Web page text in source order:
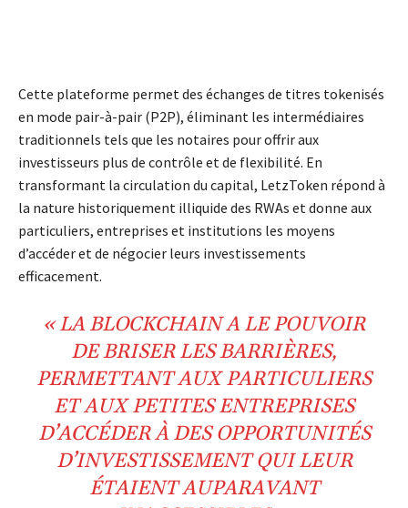
Cette plateforme permet des échanges de titres tokenisés
en mode pair-à-pair (P2P), éliminant les intermédiaires
traditionnels tels que les notaires pour offrir aux
investisseurs plus de contrôle et de flexibilité. En
transformant la circulation du capital, LetzToken répond à
la nature historiquement illiquide des RWAs et donne aux
particuliers, entreprises et institutions les moyens
d’accéder et de négocier leurs investissements
efficacement.
« LA BLOCKCHAIN A LE POUVOIR
DE BRISER LES BARRIÈRES,
PERMETTANT AUX PARTICULIERS
ET AUX PETITES ENTREPRISES
D’ACCÉDER À DES OPPORTUNITÉS
D’INVESTISSEMENT QUI LEUR
ÉTAIENT AUPARAVANT